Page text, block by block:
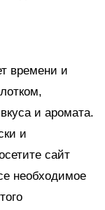
времени и
и аромата.
и
сайт
необходимое